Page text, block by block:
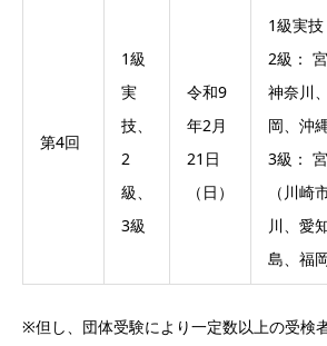
第4回
1級
実
技、
2
級、
3級
令和9
年2月
21日
（日）
1級実
2級：
神奈川
岡、沖
3級：
（川崎
川、愛
島、福
※但し、団体受験により一定数以上の受検